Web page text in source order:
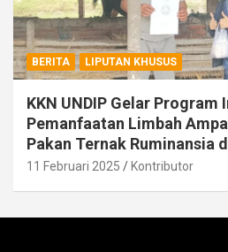
BERITA LIPUTAN KHUSUS
KKN UNDIP Gelar Program
Pemanfaatan Limbah
Pakan Ternak Ruminansia
11 Februari 2025 Kontributor